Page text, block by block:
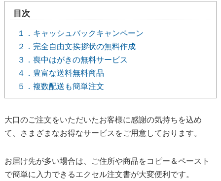
目次
１．キャッシュバックキャンペーン
２．完全自由文挨拶状の無料作成
３．喪中はがきの無料サービス
４．豊富な送料無料商品
５．複数配送も簡単注文
大口のご注文をいただいたお客様に感謝の気持ちを込め
て、さまざまなお得なサービスをご用意しております。
お届け先が多い場合は、ご住所や商品をコピー＆ペースト
で簡単に入力できるエクセル注文書が大変便利です。